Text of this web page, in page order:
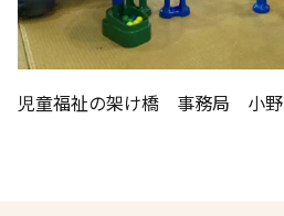
児童福祉の架け橋 事務局 小野